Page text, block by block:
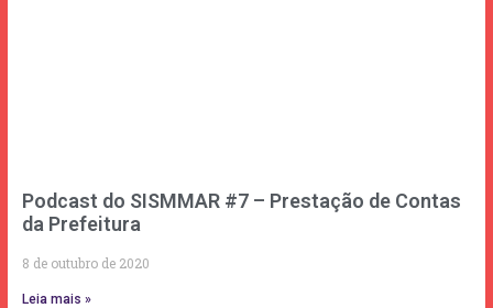
Podcast do SISMMAR #7 – Prestação de Contas
da Prefeitura
8 de outubro de 2020
Leia mais »